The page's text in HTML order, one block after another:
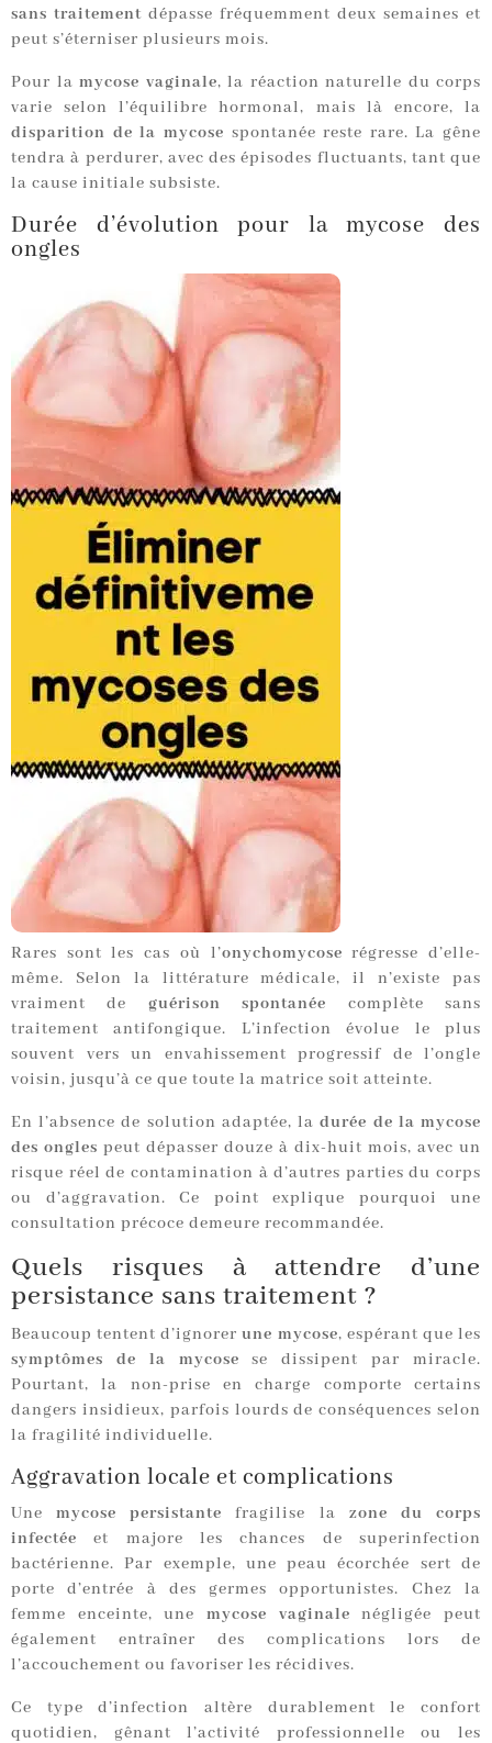
sans traitement dépasse fréquemment deux semaines et
peut s’éterniser plusieurs mois.
Pour la mycose vaginale, la réaction naturelle du corps
varie selon l’équilibre hormonal, mais là encore, la
disparition de la mycose spontanée reste rare. La gêne
tendra à perdurer, avec des épisodes fluctuants, tant que
la cause initiale subsiste.
Durée d’évolution pour la mycose des
ongles
Rares sont les cas où l’onychomycose régresse d’elle-
même. Selon la littérature médicale, il n’existe pas
vraiment de guérison spontanée complète sans
traitement antifongique. L’infection évolue le plus
souvent vers un envahissement progressif de l’ongle
voisin, jusqu’à ce que toute la matrice soit atteinte.
En l’absence de solution adaptée, ladurée de la mycose
des ongles peut dépasser douze à dix-huit mois, avec un
risque réel de contamination à d’autres parties du corps
ou d’aggravation. Ce point explique pourquoi une
consultation précoce demeure recommandée.
Quels risques à attendre d’une
persistance sans traitement ?
Beaucoup tentent d’ignorerune mycose, espérant que les
symptômes de la mycose se dissipent par miracle.
Pourtant, la non-prise en charge comporte certains
dangers insidieux, parfois lourds de conséquences selon
la fragilité individuelle.
Aggravation locale et complications
Unemycose persistante fragilise la zone du corps
infectée et majore les chances de superinfection
bactérienne. Par exemple, une peau écorchée sert de
porte d’entrée à des germes opportunistes. Chez la
femme enceinte, une mycose vaginale négligée peut
également entraîner des complications lors de
l’accouchement ou favoriser les récidives.
Ce type d’infection altère durablement le confort
quotidien, gênant l’activité professionnelle ou les